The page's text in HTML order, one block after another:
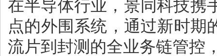
在半导体行业，景同科技携
点的外围系统，通过新时期
流片到封测的全业务链管控